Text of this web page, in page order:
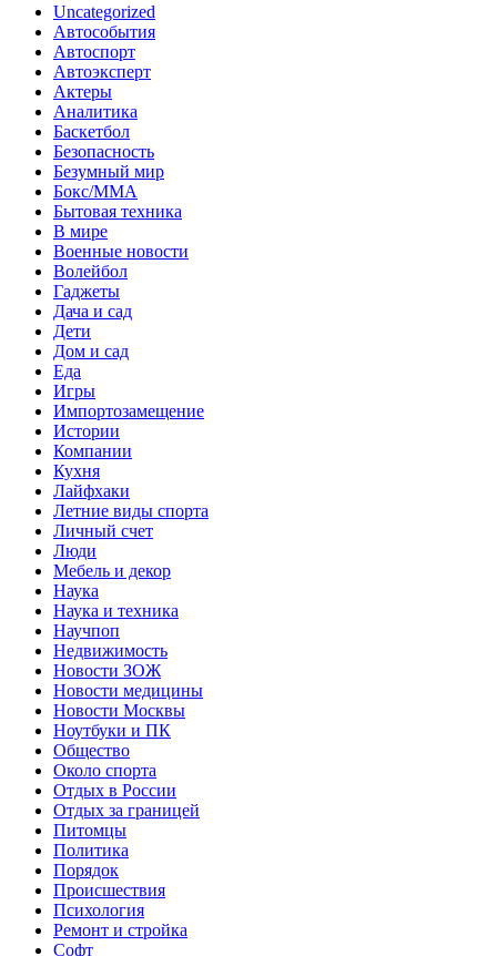
Uncategorized
Автособытия
Автоспорт
Автоэксперт
Актеры
Аналитика
Баскетбол
Безопасность
Безумный мир
Бокс/MMA
Бытовая техника
В мире
Военные новости
Волейбол
Гаджеты
Дача и сад
Дети
Дом и сад
Еда
Игры
Импортозамещение
Истории
Компании
Кухня
Лайфхаки
Летние виды спорта
Личный счет
Люди
Мебель и декор
Наука
Наука и техника
Научпоп
Недвижимость
Новости ЗОЖ
Новости медицины
Новости Москвы
Ноутбуки и ПК
Общество
Около спорта
Отдых в России
Отдых за границей
Питомцы
Политика
Порядок
Происшествия
Психология
Ремонт и стройка
Софт